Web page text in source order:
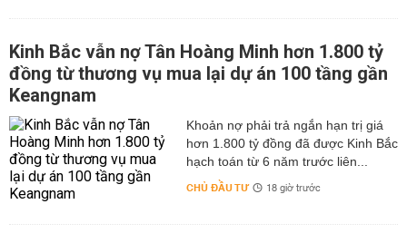
Kinh Bắc vẫn nợ Tân Hoàng Minh hơn 1.800 tỷ
đồng từ thương vụ mua lại dự án 100 tầng gần
Keangnam
hơn 1.800 tỷ đồng đã được Kinh Bắc
hạch toán từ 6 năm trước liên...
CHỦ ĐẦU TƯ 18 giờ trước